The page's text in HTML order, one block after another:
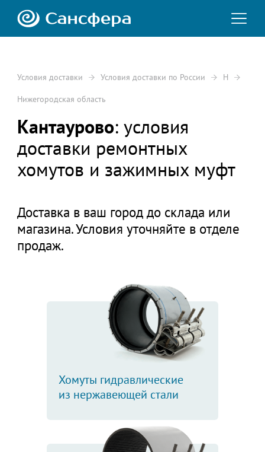
Условия доставки Условия доставки по России Н
Нижегородская область
Кантаурово: условия
доставки ремонтных
хомутов и зажимных муфт
Доставка в ваш город до склада или
магазина. Условия уточняйте в отделе
продаж.
Хомуты гидравлические
из нержавеющей стали